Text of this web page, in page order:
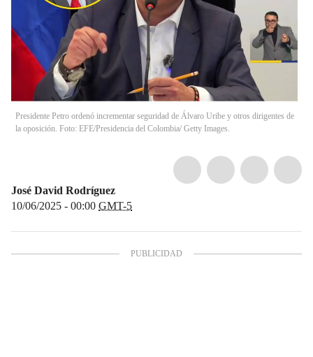
Presidente Petro ordenó incrementar seguridad de Álvaro Uribe y otros dirigentes de
la oposición. Foto: EFE/Presidencia del Colombia/ Getty Images.
José David Rodríguez
10/06/2025 - 00:00 GMT-5